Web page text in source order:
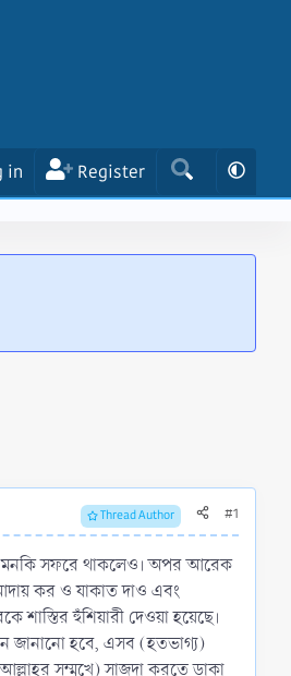
in Register
Thread Author #1
সফরে থাকলেও। অপর আরেক
কর ও যাকাত দাও এবং
হুঁশিয়ারী দেওয়া হয়েছে।
জানানো হবে, এসব (হতভাগ্য)
সম্মুখে) সাজদা করতে ডাকা